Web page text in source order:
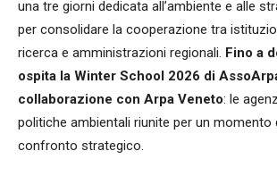
una tre giorni dedicata all’ambiente e alle
per consolidare la cooperazione tra
ricerca e amministrazioni regionali. Fino a
ospita la Winter School 2026 di
collaborazione con Arpa Veneto: le
politiche ambientali riunite per un momento
confronto strategico.